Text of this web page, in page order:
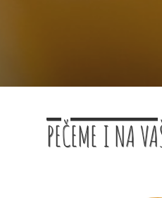
PEČEME I NA